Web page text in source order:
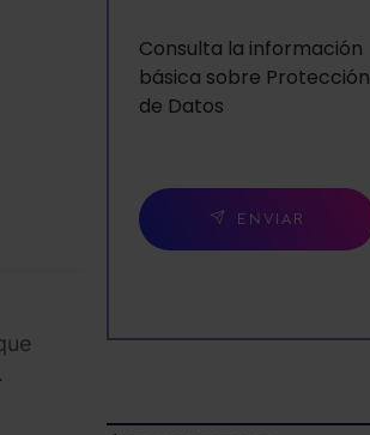
Consulta la información
básica sobre Protección
de Datos
ENVIAR